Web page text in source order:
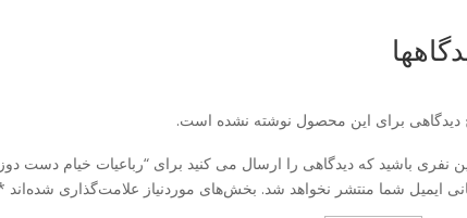
دیدگاهی برای این محصول نوشته نشده است.
نفری باشید که دیدگاهی را ارسال می کنید برای “رباعیات خیام دست
ایمیل شما منتشر نخواهد شد. بخش‌های موردنیاز علامت‌گذاری شده‌اند